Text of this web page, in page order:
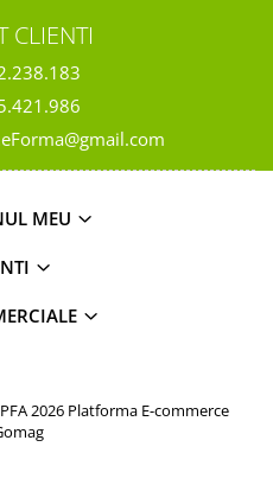
CLIENTI
MEU
2026 Platforma E-commerce